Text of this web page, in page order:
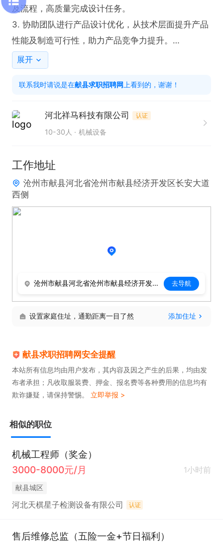
及流程，高质量完成设计任务。
3. 协助团队进行产品设计优化，从技术层面提升产品
性能及制造可行性，助力产品竞争力提升。
4. 积极配合相关部门，完成图纸审核、归档以及技术
资料整理工作，保障技术文档的完整性与可追溯性。
1. 熟练掌握AutoCAD、SolidWorks等设计软件，这是
开展工作的核心技能要求。
程，能够独立解决设计过程中的常见问题。
3. 拥有良好的团队协作精神，能与不同部门高效配
合，共同推进项目进展。
4. 工作认真负责，注重细节，确保设计工作的高质量
5. 具备较强的学习能力，能够快速适应新技术、新要
展开
联系我时请说是在献县求职招聘网 上看到的，谢谢！
河北祥马科技有限公司 认证
10-30人 机械设备
工作地址
沧州市献县河北省沧州市献县经济开发区长安大道
西侧
沧州市献县河北省沧州市献县经济开发区长安大道西侧 去导航
设置家庭住址，通勤距离一目了然 添加住址
献县求职招聘网安全提醒
本站所有信息均由用户发布，其内容及因之产生的后果，均由发
布者承担；凡收取服装费、押金、报名费等各种费用的信息均有
欺诈嫌疑，请保持警惕。 立即举报 >
相似的职位
机械工程师（奖金）
3000-8000元/月
1小时前
献县城区
河北天棋星子检测设备有限公司 认证
售后维修总监（五险一金+节日福利）